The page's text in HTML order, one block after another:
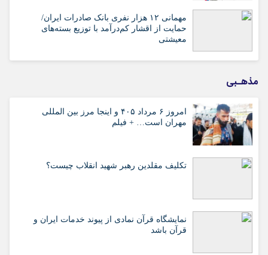
مهمانی ۱۲ هزار نفری بانک صادرات ایران/
حمایت از اقشار کم‌درآمد با توزیع بسته‌های
معیشتی
مذهـبی
امروز ۶ مرداد ۴۰۵ و اینجا مرز بین المللی
مهران است… + فیلم
تکلیف مقلدین رهبر شهید انقلاب چیست؟
نمایشگاه قرآن نمادی از پیوند خدمات ایران و
قرآن باشد